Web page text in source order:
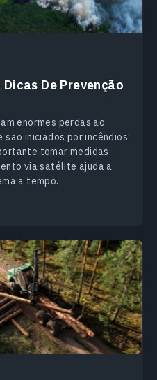
De Prevenção
enormes perdas ao
são iniciados por incêndios
tomar medidas
via satélite ajuda a
a tempo.